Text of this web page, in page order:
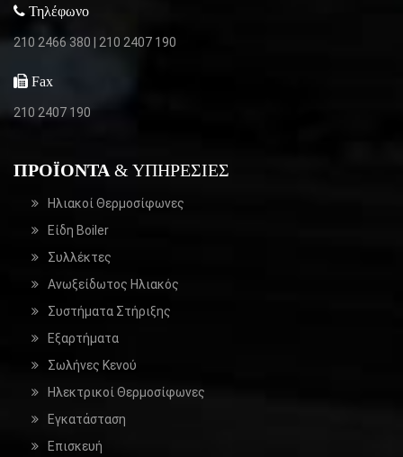
Τηλέφωνο
210 2466 380 210 2407 190
Fax
210 2407 190
ΠΡΟΪΌΝΤΑ & ΥΠΗΡΕΣΊΕΣ
Ηλιακοί Θερμοσίφωνες
Είδη Boiler
Συλλέκτες
Ανωξείδωτος Ηλιακός
Συστήματα Στήριξης
Εξαρτήματα
Σωλήνες Κενού
Ηλεκτρικοί Θερμοσίφωνες
Εγκατάσταση
Επισκευή